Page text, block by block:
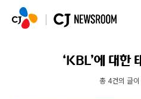
‘KBL’에 대한
총 4건의 글